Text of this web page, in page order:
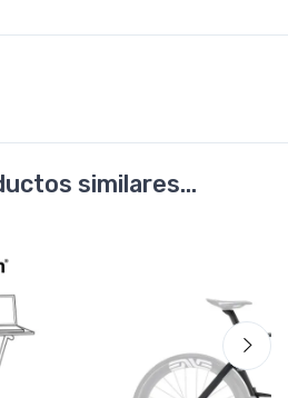
similares...